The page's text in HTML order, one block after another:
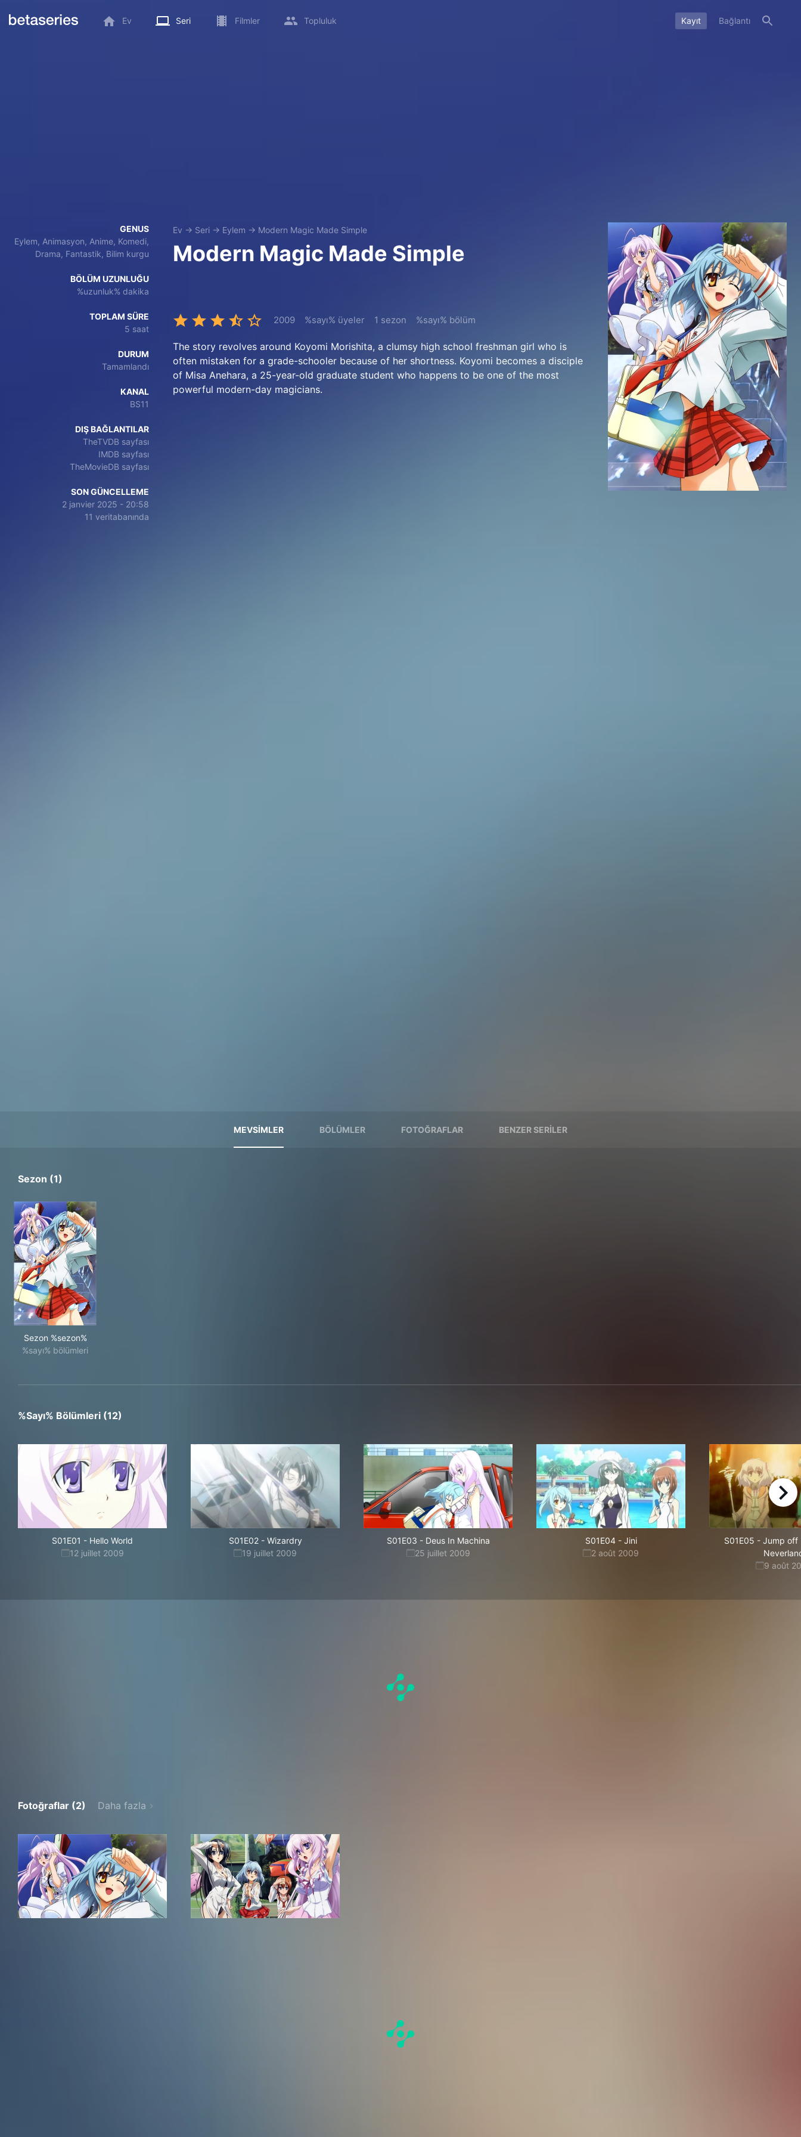
Ev Seri Filmler Topluluk Kayıt Bağlantı
GENUS
Eylem, Animasyon, Anime, Komedi,
Drama, Fantastik, Bilim kurgu
BÖLÜM UZUNLUĞU
%uzunluk% dakika
TOPLAM SÜRE
5 saat
DURUM
Tamamlandı
KANAL
BS11
DIŞ BAĞLANTILAR
TheTVDB sayfası
IMDB sayfası
TheMovieDB sayfası
SON GÜNCELLEME
2 janvier 2025 - 20:58
11 veritabanında
Ev → Seri → Eylem → Modern Magic Made Simple
Modern Magic Made Simple
2009 %sayı% üyeler 1 sezon %sayı% bölüm
The story revolves around Koyomi Morishita, a clumsy high school freshman girl who is
often mistaken for a grade-schooler because of her shortness. Koyomi becomes a disciple
of Misa Anehara, a 25-year-old graduate student who happens to be one of the most
powerful modern-day magicians.
MEVSIMLER BÖLÜMLER FOTOĞRAFLAR BENZER SERILER
Sezon (1)
Sezon %sezon%
%sayı% bölümleri
%sayı% Bölümleri (12)
S01E01 - Hello World
12 juillet 2009
S01E02- Wizardry
19 juillet 2009
S01E03 - Deus In Machina
25 juillet 2009
S01E04- Jini
2 août 2009
S01E05 - Jump off
9 août
right
Fotoğraflar (2) Daha fazla